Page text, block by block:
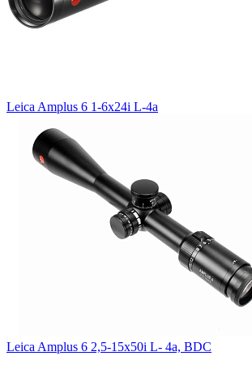
Leica Amplus 6 1-6x24i L-4a
Leica Amplus 6 2,5-15x50i L- 4a, BDC